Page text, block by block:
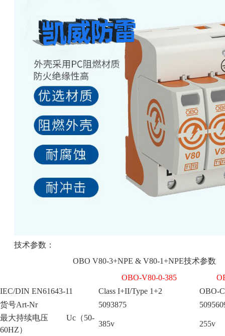
技术参数：
OBO V80-3+NPE & V80-1+NPE技术参数
OBO-V80-0-385
IEC/DIN EN61643-11
Class I+II/Type 1+2
OBO-
货号Art-Nr
5093875
最大持续电压 Uc（50-
60HZ）
385v 255v